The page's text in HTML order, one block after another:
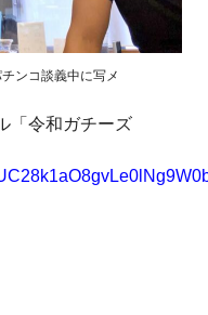
ンコ談義中に写メ
「令和ガチーズ